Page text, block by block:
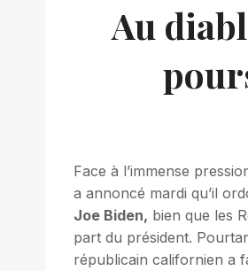
Au
Face à l’immense
a annoncé mardi qu’il
Joe Biden, bien que les
part du président.
républicain californien a